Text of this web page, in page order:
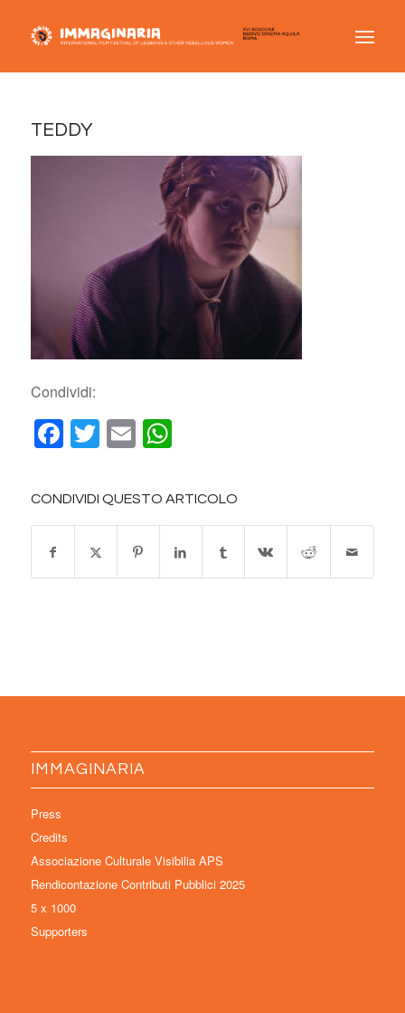
TEDDY
Condividi:
Facebook
Twitter
EmailWhatsApp
CONDIVIDI QUESTO ARTICOLO
IMMAGINARIA
Press
Credits
Associazione Culturale Visibilia APS
Rendicontazione Contributi Pubblici 2025
5 x 1000
Supporters